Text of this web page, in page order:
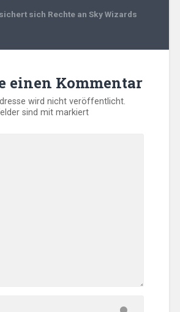
sich Rechte an Sky Wizards
einen Kommentar
wird nicht veröffentlicht.
sind mitmarkiert